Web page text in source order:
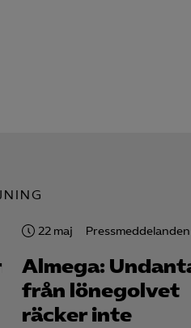
LinkedIn Insight
Leadfeeder
Microsoft Ads
22 maj Pressmeddelanden
Almega:
från lönegolvet
räcker inte